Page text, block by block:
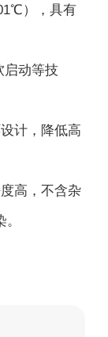
），具有
启动等技
计，降低高
高，不含杂